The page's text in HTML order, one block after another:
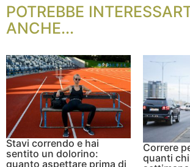
POTREBBE
ANCHE...
Stavi correndo e hai
sentito un dolorino:
quanto aspettare prima di
Correre
quanti